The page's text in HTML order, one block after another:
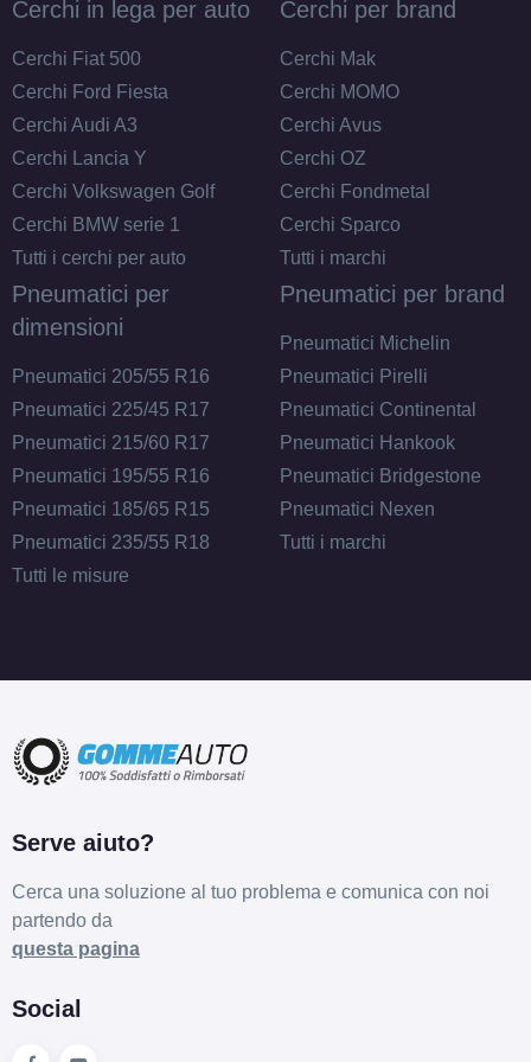
Cerchi in lega per auto
Cerchi Fiat 500
Cerchi Ford Fiesta
Cerchi Audi A3
Cerchi Lancia Y
Cerchi Volkswagen Golf
Cerchi BMW serie 1
Tutti i cerchi per auto
Cerchi per brand
Cerchi Mak
Cerchi MOMO
Cerchi Avus
Cerchi OZ
Cerchi Fondmetal
Cerchi Sparco
Tutti i marchi
Pneumatici per
dimensioni
Pneumatici 205/55 R16
Pneumatici 225/45 R17
Pneumatici 215/60 R17
Pneumatici 195/55 R16
Pneumatici 185/65 R15
Pneumatici 235/55 R18
Tutti le misure
Pneumatici per brand
Pneumatici Michelin
Pneumatici Pirelli
Pneumatici Continental
Pneumatici Hankook
Pneumatici Bridgestone
Pneumatici Nexen
Tutti i marchi
Serve aiuto?
Cerca una soluzione al tuo problema e comunica con noi
partendo da
questa pagina
Social